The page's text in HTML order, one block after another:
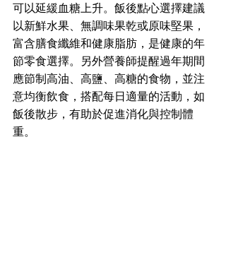
可以延緩血糖上升。飯後點心選擇建議
以新鮮水果、無調味果乾或原味堅果，
富含膳食纖維和健康脂肪，是健康的年
節零食選擇。另外營養師提醒過年期間
應節制高油、高鹽、高糖的食物，並注
意均衡飲食，搭配每日適量的活動，如
飯後散步，有助於促進消化與控制體
重。